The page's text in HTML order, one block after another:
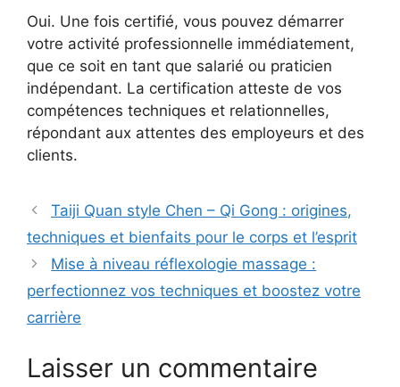
Oui. Une fois certifié, vous pouvez démarrer
votre activité professionnelle immédiatement,
que ce soit en tant que salarié ou praticien
indépendant. La certification atteste de vos
compétences techniques et relationnelles,
répondant aux attentes des employeurs et des
clients.
Taiji Quan style Chen – Qi Gong : origines,
techniques et bienfaits pour le corps et l’esprit
Mise à niveau réflexologie massage :
perfectionnez vos techniques et boostez votre
carrière
Laisser un commentaire